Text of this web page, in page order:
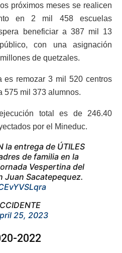
próximos meses se realicen
en 2 mil 458 escuelas
beneficiar a 387 mil 13
con una asignación
de quetzales.
es remozar 3 mil 520 centros
575 mil 373 alumnos.
total es de 246.40
por el Mineduc.
la entrega de ÚTILES
de familia en la
Vespertina del
Juan Sacatepequez.
25, 2023
2022